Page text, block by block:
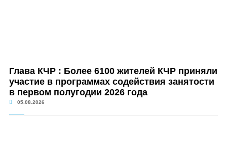
Глава КЧР : Более 6100 жителей КЧР приняли
участие в программах содействия занятости
в первом полугодии 2026 года
05.08.2026